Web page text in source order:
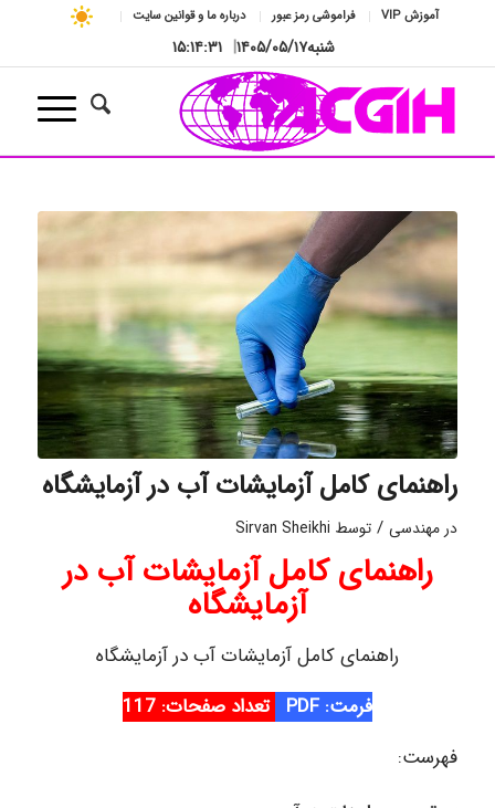
آموزش VIP فراموشی رمز عبور درباره ما و قوانین سایت
شنبه۱۴۰۵/۰۵/۱۷| ۱۵:۱۴:۳۲
راهنمای کامل آزمایشات آب در آزمایشگاه
در مهندسی / توسط Sirvan Sheikhi
راهنمای کامل آزمایشات آب در
آزمایشگاه
راهنمای کامل آزمایشات آب در آزمایشگاه
فرمت: PDF
تعداد صفحات: 117
فهرست: